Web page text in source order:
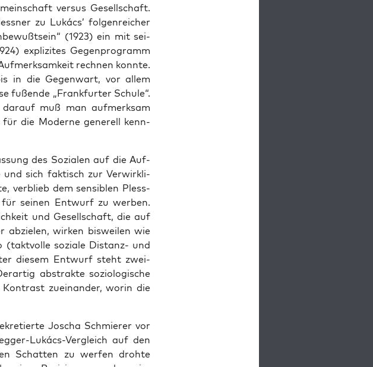
ver­sus Gesell­schaft.
zu Lukács’ fol­gen­rei­cher
(1923) ein mit sei­
expli­zi­tes Gegen­pro­gramm
rech­nen konn­te.
in die Gegen­wart, vor allem
fußen­de „Frank­fur­ter Schu­le“.
muß man auf­merk­sam
für die Moder­ne gene­rell kenn­
des Sozia­len auf die Auf­
und sich fak­tisch zur Ver­wirk­li­
ver­blieb dem sen­si­blen Pless­
sei­nen Ent­wurf zu wer­ben.
und Gesell­schaft, die auf
abzie­len, wir­ken bis­wei­len wie
(takt­vol­le sozia­le Distanz- und
die­sem Ent­wurf steht zwei­
abs­trak­te sozio­lo­gi­sche
zuein­an­der, wor­in die
Joscha Schmie­rer vor
Lukács-Ver­gleich auf den
Schat­ten zu wer­fen droh­te